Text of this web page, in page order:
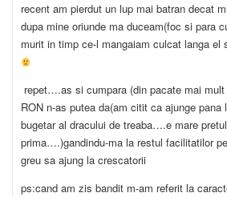
recent am pierdut un lup mai batran decat
dupa mine oriunde ma duceam(foc si para
murit in timp ce-l mangaiam culcat langa el
repet….as si cumpara (din pacate mai
RON n-as putea da(am citit ca ajunge pana
bugetar al dracului de treaba….e mare
prima….)gandindu-ma la restul facilitatilor
greu sa ajung la crescatorii
ps:cand am zis bandit m-am referit la